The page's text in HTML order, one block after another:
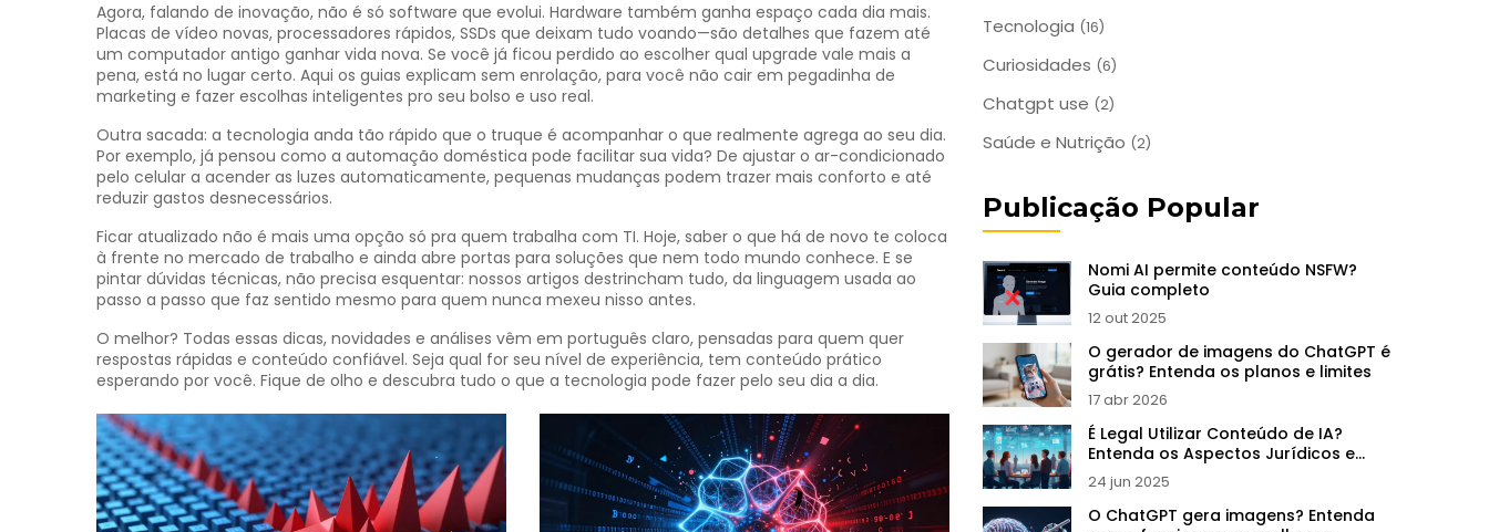
Tecnologia (16)
Curiosidades (6)
Chatgpt use (2)
Saúde e Nutrição (2)
Publicação Popular
Nomi AI permite conteúdo NSFW?
Guia completo
12 out 2025
O gerador de imagens do ChatGPT é
grátis? Entenda os planos e limites
17 abr 2026
É Legal Utilizar Conteúdo de IA?
Entenda os Aspectos Jurídicos e
Práticos
24 jun 2025
O ChatGPT gera imagens? Entenda
Agora, falando de inovação, não é só software que evolui. Hardware também ganha espaço cada dia mais.
Placas de vídeo novas, processadores rápidos, SSDs que deixam tudo voando—são detalhes que fazem até
um computador antigo ganhar vida nova. Se você já ficou perdido ao escolher qual upgrade vale mais a
pena, está no lugar certo. Aqui os guias explicam sem enrolação, para você não cair em pegadinha de
marketing e fazer escolhas inteligentes pro seu bolso e uso real.
Outra sacada: a tecnologia anda tão rápido que o truque é acompanhar o que realmente agrega ao seu dia.
Por exemplo, já pensou como a automação doméstica pode facilitar sua vida? De ajustar o ar-condicionado
pelo celular a acender as luzes automaticamente, pequenas mudanças podem trazer mais conforto e até
reduzir gastos desnecessários.
Ficar atualizado não é mais uma opção só pra quem trabalha com TI. Hoje, saber o que há de novo te coloca
à frente no mercado de trabalho e ainda abre portas para soluções que nem todo mundo conhece. E se
pintar dúvidas técnicas, não precisa esquentar: nossos artigos destrincham tudo, da linguagem usada ao
passo a passo que faz sentido mesmo para quem nunca mexeu nisso antes.
O melhor? Todas essas dicas, novidades e análises vêm em português claro, pensadas para quem quer
respostas rápidas e conteúdo confiável. Seja qual for seu nível de experiência, tem conteúdo prático
esperando por você. Fique de olho e descubra tudo o que a tecnologia pode fazer pelo seu dia a dia.